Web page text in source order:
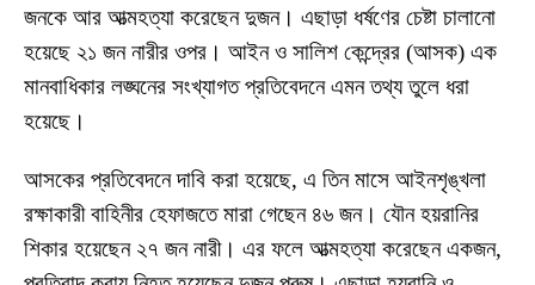
জনকে আর আত্মহত্যা করেছেন দুজন। এছাড়া ধর্ষণের চেষ্টা চালানো
হয়েছে ২১ জন নারীর ওপর। আইন ও সালিশ কেন্দ্রের (আসক) এক
মানবাধিকার লঙ্ঘনের সংখ্যাগত প্রতিবেদনে এমন তথ্য তুলে ধরা
হয়েছে।
আসকের প্রতিবেদনে দাবি করা হয়েছে, এ তিন মাসে আইনশৃঙ্খলা
রক্ষাকারী বাহিনীর হেফাজতে মারা গেছেন ৪৬ জন। যৌন হয়রানির
শিকার হয়েছেন ২৭ জন নারী। এর ফলে আত্মহত্যা করেছেন একজন,